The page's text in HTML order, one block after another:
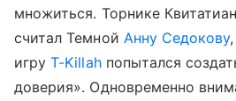
множиться. Торнике
считал Темной Анну Седокову
игруT-Killahпопытался
доверия». Одновременно